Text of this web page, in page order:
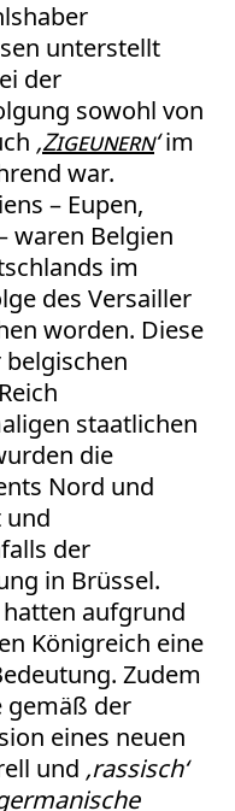
unterstellt
der
sowohl von
‚Zigeunern‘im
war.
– Eupen,
waren Belgien
im
des Versailler
worden. Diese
staatlichen
die
Nord und
und
der
in Brüssel.
aufgrund
Königreich eine
Zudem
gemäß der
eines neuen
und ‚rassisch‘